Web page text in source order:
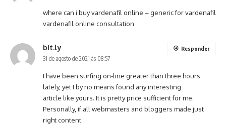
where can i buy vardenafil online –generic for vardenafil
vardenafil online consultation
bit.ly
31 de agosto de 2021 às 08:57
I have been surfing on-line greater than three hours
lately, yet I by no means found any interesting
article like yours. It is pretty price sufficient for me.
Personally, if all webmasters and bloggers made just
right content
Responder